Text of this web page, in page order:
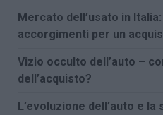
Mercato dell’usato in
accorgimenti per un
Vizio occulto dell’auto –
dell’acquisto?
L’evoluzione dell’auto e